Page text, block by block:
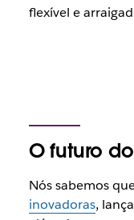
flexível e
O futuro
Nós sabemos
inovadoras,